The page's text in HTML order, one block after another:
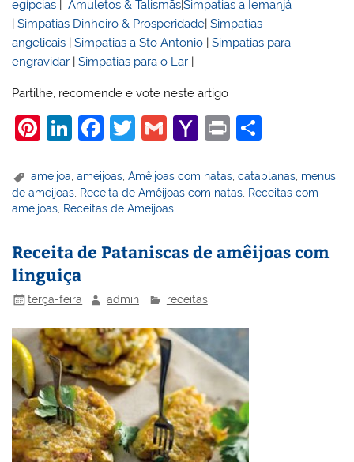
egípcias |Amuletos & Talismãs|Simpatias a Iemanjá
|Simpatias Dinheiro & Prosperidade|Simpatias
angelicais |Simpatias a Sto Antonio |Simpatias para
engravidar |Simpatias para o Lar |
Partilhe, recomende e vote neste artigo
Pi
er
e
st
Li
k
e
dI
n
F
c
e
b
o
k
T
itt
er
G
ai
l
Y
h
o
o
M
l
Pr
t
ar
e
ameijoa ,ameijoas ,Amêijoas com natas ,cataplanas menus
de ameijoas, Receita de Amêijoas com natas, Receitas com
ameijoas, Receitas de Ameijoas
Receita de Pataniscas de amêijoas com
linguiça
terça-feira admin receitas